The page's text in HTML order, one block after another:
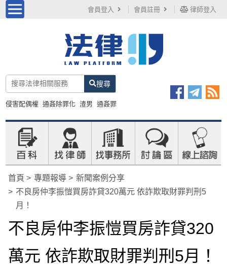
會員登入 會員註冊 律師登入
搜尋
侵害配偶權 通姦除罪化 渣男 通姦罪
首頁 專題報導
新聞案例分享
不良房仲李振愷買房詐貸320萬元 依詐欺取財罪判刑5
月！
不良房仲李振愷買房詐貸320
萬元 依詐欺取財罪判刑5月！